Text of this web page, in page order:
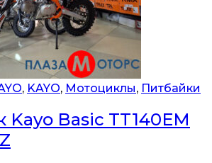
, KAYO, Мотоциклы, Питбайки
Kayo Basic TT140EM